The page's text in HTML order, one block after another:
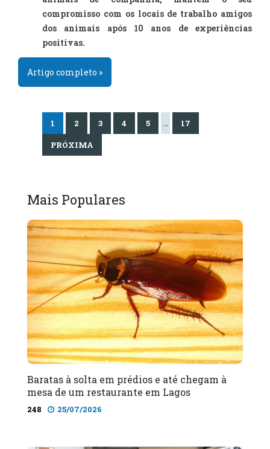
compromisso com os locais de trabalho amigos
dos animais após 10 anos de experiências
positivas.
Artigo completo »
1 2 3 4 5 …
17
PRÓXIMA
Mais Populares
Baratas à solta em prédios e até chegam à
mesa de um restaurante em Lagos
248 25/07/2026